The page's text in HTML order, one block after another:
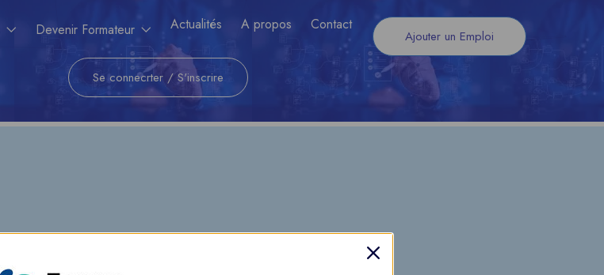
Devenir Formateur Actualités A propos Contact
Ajouter un Emploi
Se connecrter / S'inscrire